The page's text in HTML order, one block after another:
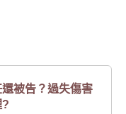
被告？過失傷害
?